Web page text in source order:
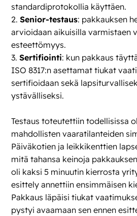
standardiprotokollia käyttäen.
2.Senior-testaus: pakkauksen
arvioidaan aikuisilla varmistaen
esteettömyys.
3.Sertifiointi: kun pakkaus
ISO 8317:n asettamat tiukat
sertifioidaan sekä
ystävälliseksi.
Testaus toteutettiin todellisissa
mahdollisten vaaratilanteiden
Päiväkotien ja leikkikenttien
mitä tahansa keinoja
oli kaksi 5 minuutin kierrosta
esittely annettiin ensimmäisen
Pakkaus läpäisi tiukat
pystyi avaamaan sen ennen